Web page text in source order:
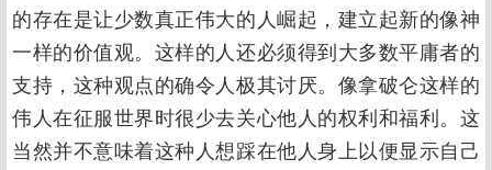
的存在是让少数真正伟大的人崛起，建立起新的像神
一样的价值观。这样的人还必须得到大多数平庸者的
支持，这种观点的确令人极其讨厌。像拿破仑这样的
伟人在征服世界时很少去关心他人的权利和福利。这
当然并不意味着这种人想踩在他人身上以便显示自己